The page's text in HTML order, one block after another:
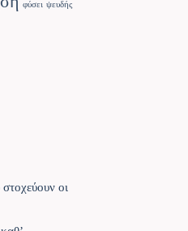
φύσει ψευδής
στοχεύουν οι